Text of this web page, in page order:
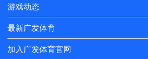
游戏动态
最新广发体育
加入广发体育官网